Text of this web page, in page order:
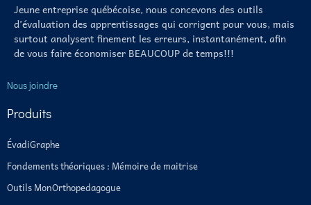
Jeune entreprise québécoise, nous concevons des outils
d’évaluation des apprentissages qui corrigent pour vous, mais
surtout analysent finement les erreurs, instantanément, afin
de vous faire économiser BEAUCOUP de temps!!!
Nous joindre
Produits
ÉvadiGraphe
Fondements théoriques : Mémoire de maitrise
Outils MonOrthopedagogue